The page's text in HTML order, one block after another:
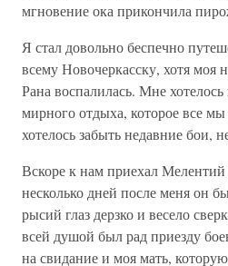
мгновение ока прикончила
Я стал довольно беспечно
всему Новочеркасску, хотя моя
Рана воспалилась. Мне
мирного отдыха, которое все мы
хотелось забыть недавние бои,
Вскоре к нам приехал
несколько дней после меня он
рысий глаз дерзко и весело
всей душой был рад приезду
на свидание и моя мать,